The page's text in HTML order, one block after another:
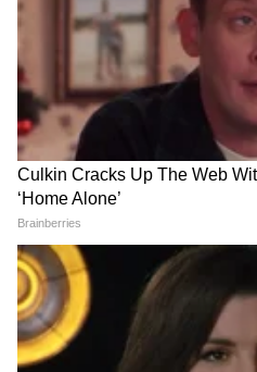
Image Credit :Pinterest
२. सीटिंग एरिया स्टाइल
Garden Makeover बागेत
तिथे बसण्याची सोयही करू
सजावट करून तिथे एक
आजूबाजूला तुमची आवडती
सुंदर दिसेल.
4
6